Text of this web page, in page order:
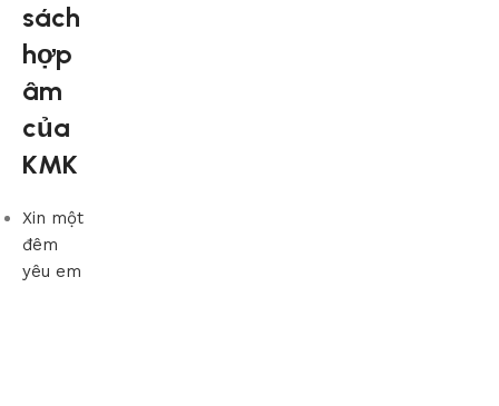
sách
hợp
âm
của
KMK
Xin một
đêm
yêu em